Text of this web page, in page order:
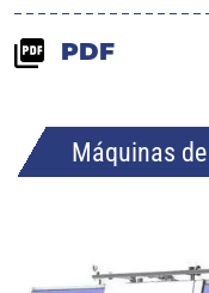
PDF
Máquinas